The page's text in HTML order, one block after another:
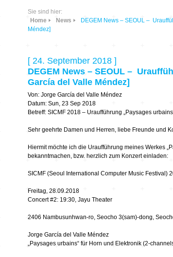
Sonic Planet
Zeit
Allegro Praestat
– Ecological
Perspectives
Kompositionen
Zukunftsmusik – im
hier und jetzt oder
Forschung
Hardware
Hören im Netz
Sie sind hier:
Home
News
DEGEM News – SEOUL –
Méndez]
[ 24. September 2018 ]
DEGEM News – SEOUL –
García del Valle Méndez]
Von: Jorge García del Valle Méndez
Datum: Sun, 23 Sep 2018
Betreff: SICMF 2018 – Uraufführung „Paysages
Sehr geehrte Damen und Herren, liebe Freunde und
Hiermit möchte ich die Uraufführung meines Werkes
bekanntmachen, bzw. herzlich zum Konzert einladen:
SICMF (Seoul International Computer Music Festival)
Freitag, 28.09.2018
Concert #2: 19:30, Jayu Theater
2406 Nambusunhwan-ro, Seocho 3(sam)-dong,
Jorge García del Valle Méndez
„Paysages urbains“ für Horn und Elektronik (2-